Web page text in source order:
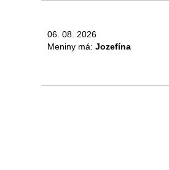
06. 08. 2026
Meniny má: Jozefína